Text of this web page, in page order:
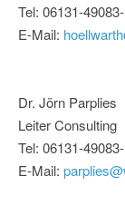
Tel: 06131-
E-Mail:
Dr. Jörn Parplies
Leiter Consulting
Tel: 06131-
E-Mail: